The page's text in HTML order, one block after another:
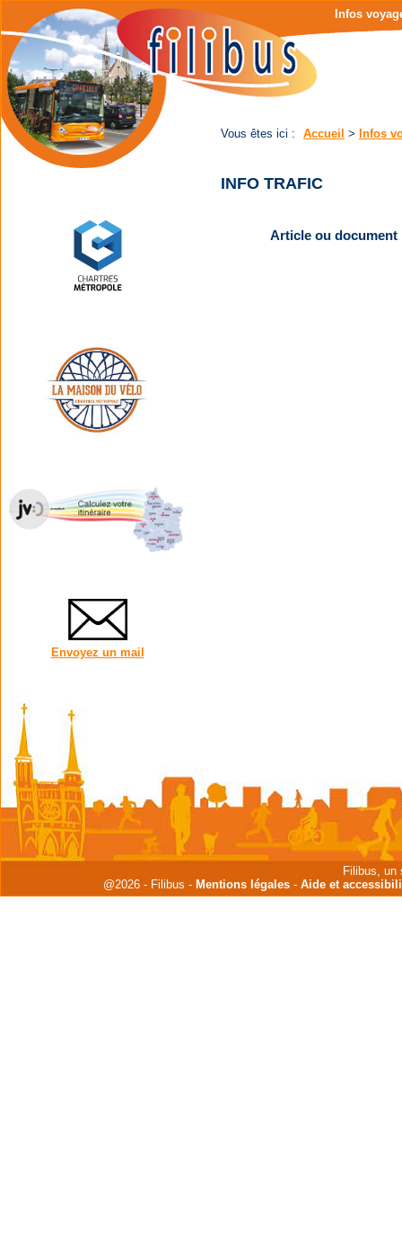
Page
d'accueil
Menu
de
navigation
Infos
Envoyez un mail
Vous êtes ici : Accueil > Infos
INFO TRAFIC
Article ou document
Filibus, un
@2026 - Filibus - Mentions légales - Aide et